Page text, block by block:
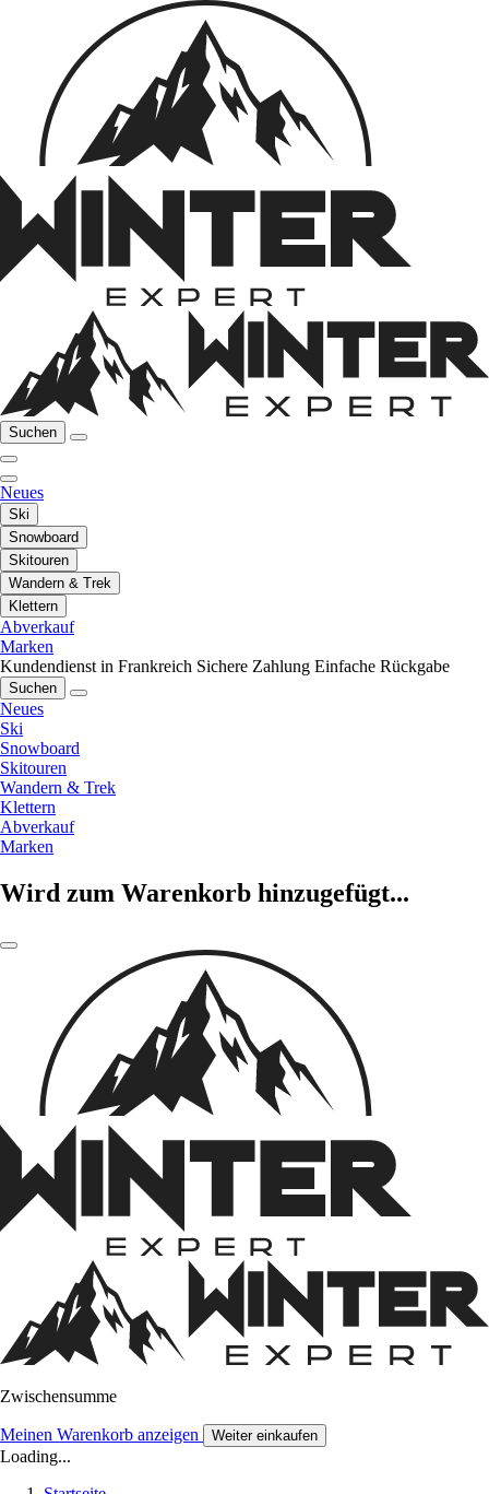
Suchen
Neues
Ski
Snowboard
Skitouren
Wandern & Trek
Klettern
Abverkauf
Marken
Kundendienst in Frankreich Sichere Zahlung Einfache Rückgabe
Suchen
Neues
Ski
Snowboard
Skitouren
Wandern & Trek
Klettern
Abverkauf
Marken
Wird zum Warenkorb hinzugefügt...
Zwischensumme
Meinen Warenkorb anzeigen Weiter einkaufen
Loading...